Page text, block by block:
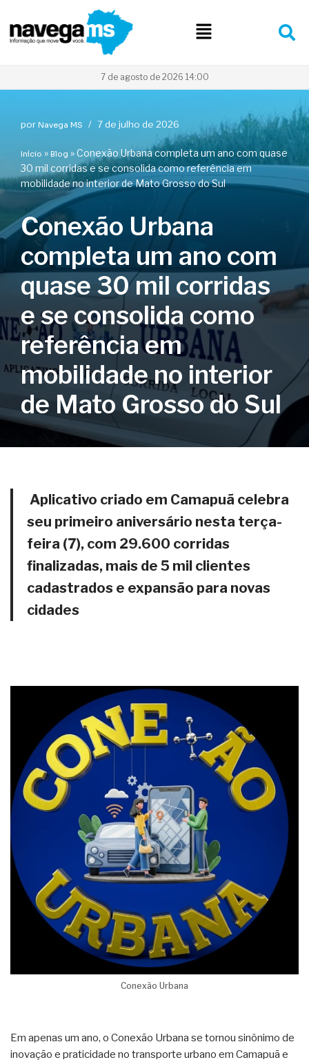
Pular
para
7 de agosto de 2026 14:00
por Navega MS 7 de julho de 2026
Início » Blog »Conexão Urbana completa um ano com quase
30 mil corridas e se consolida como referência em
mobilidade no interior de Mato Grosso do Sul
Conexão Urbana
completa um ano com
quase 30 mil corridas
e se consolida como
referência em
mobilidade no interior
de Mato Grosso do Sul
Aplicativo criado em Camapuã celebra
seu primeiro aniversário nesta terça-
feira (7), com 29.600 corridas
finalizadas, mais de 5 mil clientes
cadastrados e expansão para novas
cidades
Conexão Urbana
Em apenas um ano, o Conexão Urbana se tornou sinônimo de
inovação e praticidade no transporte urbano em Camapuã e